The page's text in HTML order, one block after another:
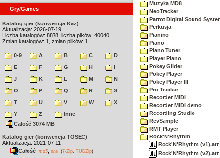
Gry/Games
Katalog gier (konwencja Kaz)
Aktualizacja: 2026-07-19
Liczba katalogów: 8878, liczba plików: 40040
Zmian katalogów: 1, zmian plików: 1
0-9 A B C
D
E
F G H
I
J
K L M
N
O
P Q R
S
T
U V W
X
Y
Z
inne
Całość 3074 MB
Katalog gier (konwencja TOSEC)
Aktualizacja: 2021-07-11
Całość md5 sha (7-Zip TUGZip)
Muzyka MD8
NeoTracker
Parrot Digital Sound
Perkusja
Pianino
Piano
Piano Tuner
Player Piano
Pokey Glider
Pokey Player
Pokey Player III
Pro Tracker
Recorder MIDI
Recorder MIDI demo
Recording Studio
RevSample
RMT Player
Rock'N'Rhythm
Rock'N'Rhythm (v1).atr
Rock'N'Rhythm (v2).atr